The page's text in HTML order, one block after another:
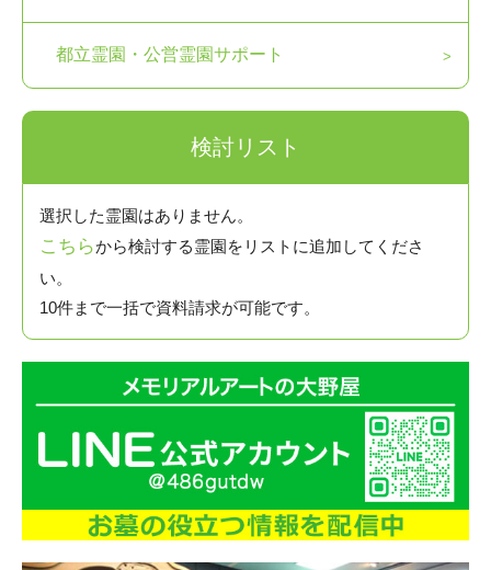
都立霊園・公営霊園サポート
検討リスト
選択した霊園はありません。
こちらから検討する霊園をリストに追加してくださ
い。
10件まで一括で資料請求が可能です。